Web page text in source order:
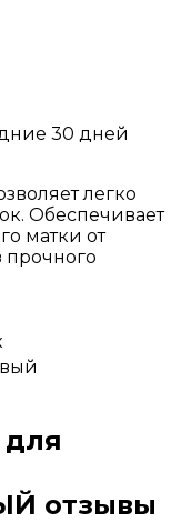
30 дней
легко
Обеспечивает
матки от
прочного
отзывы